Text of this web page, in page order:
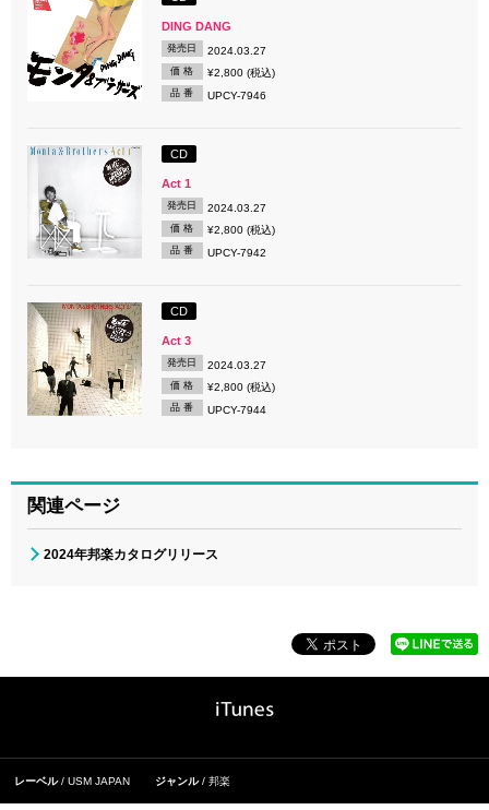
DING DANG
発売日 2024.03.27
価 格 ¥2,800 (税込)
品 番 UPCY-7946
CD
Act 1
発売日 2024.03.27
価 格 ¥2,800 (税込)
品 番 UPCY-7942
CD
Act 3
発売日 2024.03.27
価 格 ¥2,800 (税込)
品 番 UPCY-7944
関連ページ
2024年邦楽カタログリリース
レーベル USM JAPAN ジャンル 邦楽